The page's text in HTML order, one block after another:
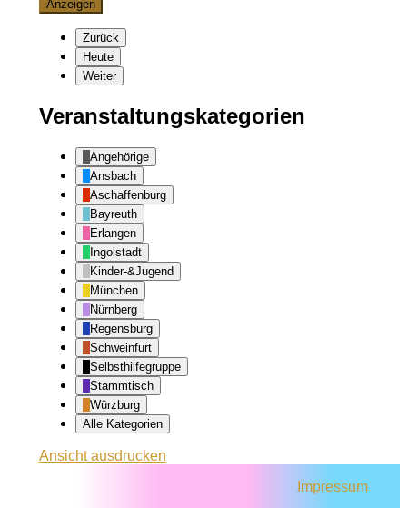
Zurück
Heute
Weiter
Veranstaltungskategorien
Angehörige
Ansbach
Aschaffenburg
Bayreuth
Erlangen
Ingolstadt
Kinder-&Jugend
München
Nürnberg
Regensburg
Schweinfurt
Selbsthilfegruppe
Stammtisch
Würzburg
Alle Kategorien
Ansichtausdrucken
Impressum